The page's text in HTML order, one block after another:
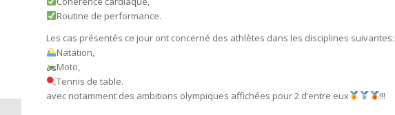
Routine de performance.
Les cas présentés ce jour ont concerné des athlètes dans les disciplines suivantes:
Natation,
Moto,
Tennis de table.
avec notamment des ambitions olympiques affichées pour 2 d’entre eux
!!!